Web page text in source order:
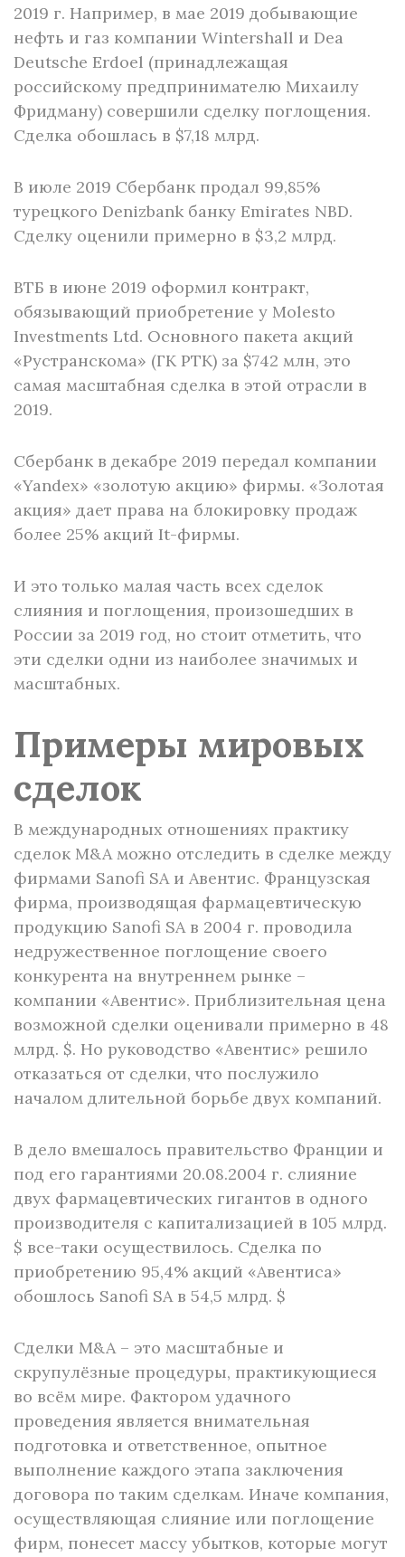
2019 г. Например, в мае 2019 добывающие
нефть и газ компании Wintershall и Dea
Deutsche Erdoel (принадлежащая
российскому предпринимателю Михаилу
Фридману) совершили сделку поглощения.
Сделка обошлась в $7,18 млрд.
В июле 2019 Сбербанк продал 99,85%
турецкого Denizbank банку Emirates NBD.
Сделку оценили примерно в $3,2 млрд.
ВТБ в июне 2019 оформил контракт,
обязывающий приобретение у Molesto
Investments Ltd. Основного пакета акций
«Рустранскома» (ГК РТК) за $742 млн, это
самая масштабная сделка в этой отрасли в
2019.
Сбербанк в декабре 2019 передал компании
«Yandex» «золотую акцию» фирмы. «Золотая
акция» дает права на блокировку продаж
более 25% акций It-фирмы.
И это только малая часть всех сделок
слияния и поглощения, произошедших в
России за 2019 год, но стоит отметить, что
эти сделки одни из наиболее значимых и
масштабных.
Примеры мировых
сделок
В международных отношениях практику
сделок M&A можно отследить в сделке между
фирмами Sanofi SA и Авентис. Французская
фирма, производящая фармацевтическую
продукцию Sanofi SA в 2004 г. проводила
недружественное поглощение своего
конкурента на внутреннем рынке –
компании «Авентис». Приблизительная цена
возможной сделки оценивали примерно в 48
млрд. $. Но руководство «Авентис» решило
отказаться от сделки, что послужило
началом длительной борьбе двух компаний.
В дело вмешалось правительство Франции и
под его гарантиями 20.08.2004 г. слияние
двух фармацевтических гигантов в одного
производителя с капитализацией в 105 млрд.
$ все-таки осуществилось. Сделка по
приобретению 95,4% акций «Авентиса»
обошлось Sanofi SA в 54,5 млрд. $
Сделки M&A – это масштабные и
скрупулёзные процедуры, практикующиеся
во всём мире. Фактором удачного
проведения является внимательная
подготовка и ответственное, опытное
выполнение каждого этапа заключения
договора по таким сделкам. Иначе компания,
осуществляющая слияние или поглощение
фирм, понесет массу убытков, которые могут